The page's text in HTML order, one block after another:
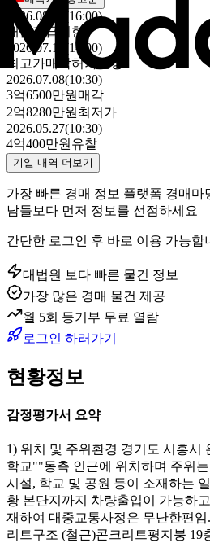
2026.08.24(16:00)
대금지급기한
2026.07.15(14:00)
최고가매각허가결정
2026.07.08(10:30)
3억6500만원 매각
2억8280만원 최저가
2026.05.27(10:30)
4억400만원 유찰
기일 내역 더보기
가장 빠른 경매 정보 플랫폼 경매마
남들보다 먼저 정보를 선점하세요
간단한 로그인 후 바로 이용 가능합
대법원 보다 빠른 물건 정보
가장 많은 경매 물건 제공
월 5회 등기부 무료 열람
로그인 하러가기
현황정보
감정평가서 요약
1) 위치 및 주위환경 경기도 시흥시
학교""동측 인근에 위치하며 주위
시설, 학교 및 공원 등이 소재하는
황 본단지까지 차량출입이 가능하
재하여 대중교통사정은 무난한편
리트구조 (철근)콘크리트평지붕 19